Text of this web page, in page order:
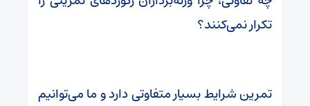
تکرار نمی‌کنند؟
تمرین شرایط بسیار متفاوتی دارد و ما می‌توانیم